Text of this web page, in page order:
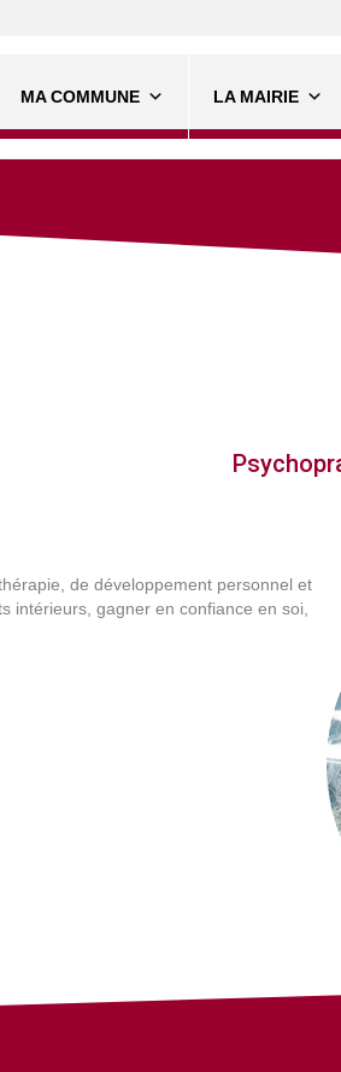
MA COMMUNE LA MAIRIE
de développement personnel et
intérieurs, gagner en confiance en soi,